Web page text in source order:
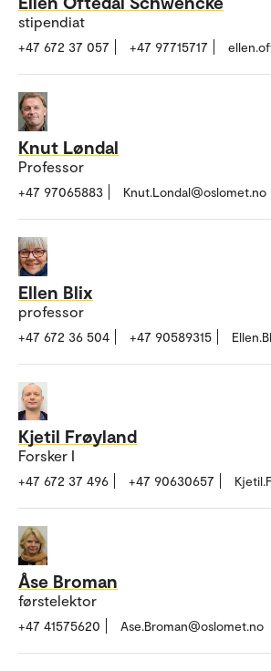
stipendiat
+47 672 37 057 +47 97715717
Knut Løndal
Professor
+47 97065883 Knut.Londal@oslomet.no
Ellen Blix
professor
+47 672 36 504 +47 90589315
Kjetil Frøyland
Forsker I
+47 672 37 496 +47 90630657
Åse Broman
førstelektor
+47 41575620 Ase.Broman@oslomet.no